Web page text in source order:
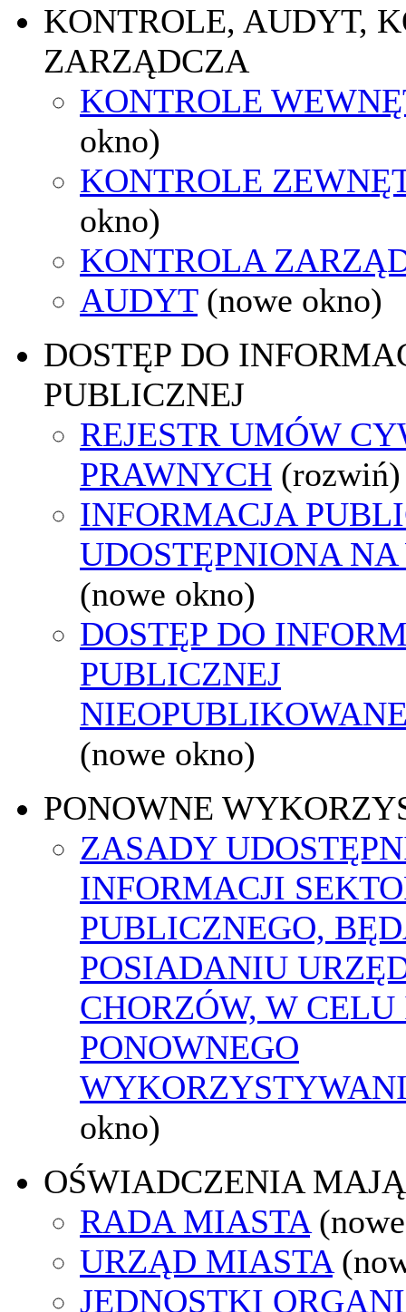
KONTROLE, AUDYT,
ZARZĄDCZA
KONTROLE
okno)
KONTROLE
okno)
KONTROLA
AUDYT (nowe okno)
DOSTĘP DO
PUBLICZNEJ
REJESTR UMÓW
PRAWNYCH (rozwiń)
INFORMACJA
UDOSTĘPNIONA
(nowe okno)
DOSTĘP DO
PUBLICZNEJ
(nowe okno)
PONOWNE
ZASADY
INFORMACJI
PUBLICZNEGO,
POSIADANIU
CHORZÓW, W
PONOWNEGO
okno)
OŚWIADCZENIA
RADA MIASTA
URZĄD MIASTA
JEDNOSTKI